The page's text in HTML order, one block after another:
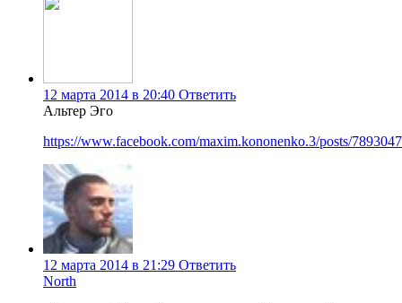
12 марта 2014 в 20:40 Ответить
Альтер Эго
https://www.facebook.com/maxim.kononenko.3/posts/
12 марта 2014 в 21:29 Ответить
North